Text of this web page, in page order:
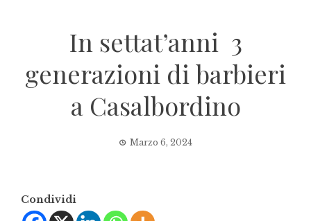
In settat’anni 3
generazioni di barbieri
a Casalbordino
Marzo 6, 2024
Condividi